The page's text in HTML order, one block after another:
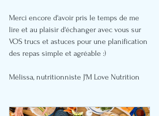
Merci encore d'avoir pris le temps de me
lire et au plaisir d'échanger avec vous sur
VOS trucs et astuces pour une planification
des repas simple et agréable :)
Mélissa, nutritionniste J'M Love Nutrition